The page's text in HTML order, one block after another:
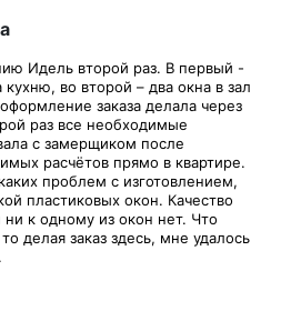
Идель второй раз. В первый -
во второй – два окна в зал
заказа делала через
раз все необходимые
с замерщиком после
расчётов прямо в квартире.
проблем с изготовлением,
пластиковых окон. Качество
ни к одному из окон нет. Что
делая заказ здесь, мне удалось